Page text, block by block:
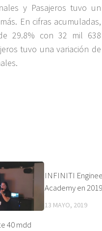
y Pasajeros tuvo un
En cifras acumuladas,
29.8% con 32 mil 638
tuvo una variación de
40 mdd
INFINITI
Academy en 2019
13 MAYO, 2019